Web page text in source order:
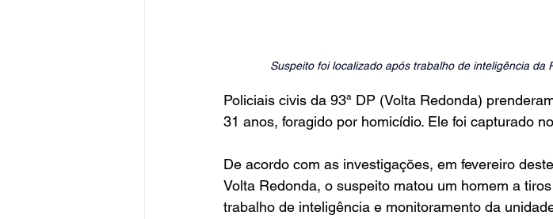
Suspeito foi localizado após trabalho de inteligência da
Policiais civis da 93ª DP (Volta Redonda)
31 anos, foragido por homicídio. Ele foi capturado
De acordo com as investigações, em fevereiro
Volta Redonda, o suspeito matou um homem a
trabalho de inteligência e monitoramento da